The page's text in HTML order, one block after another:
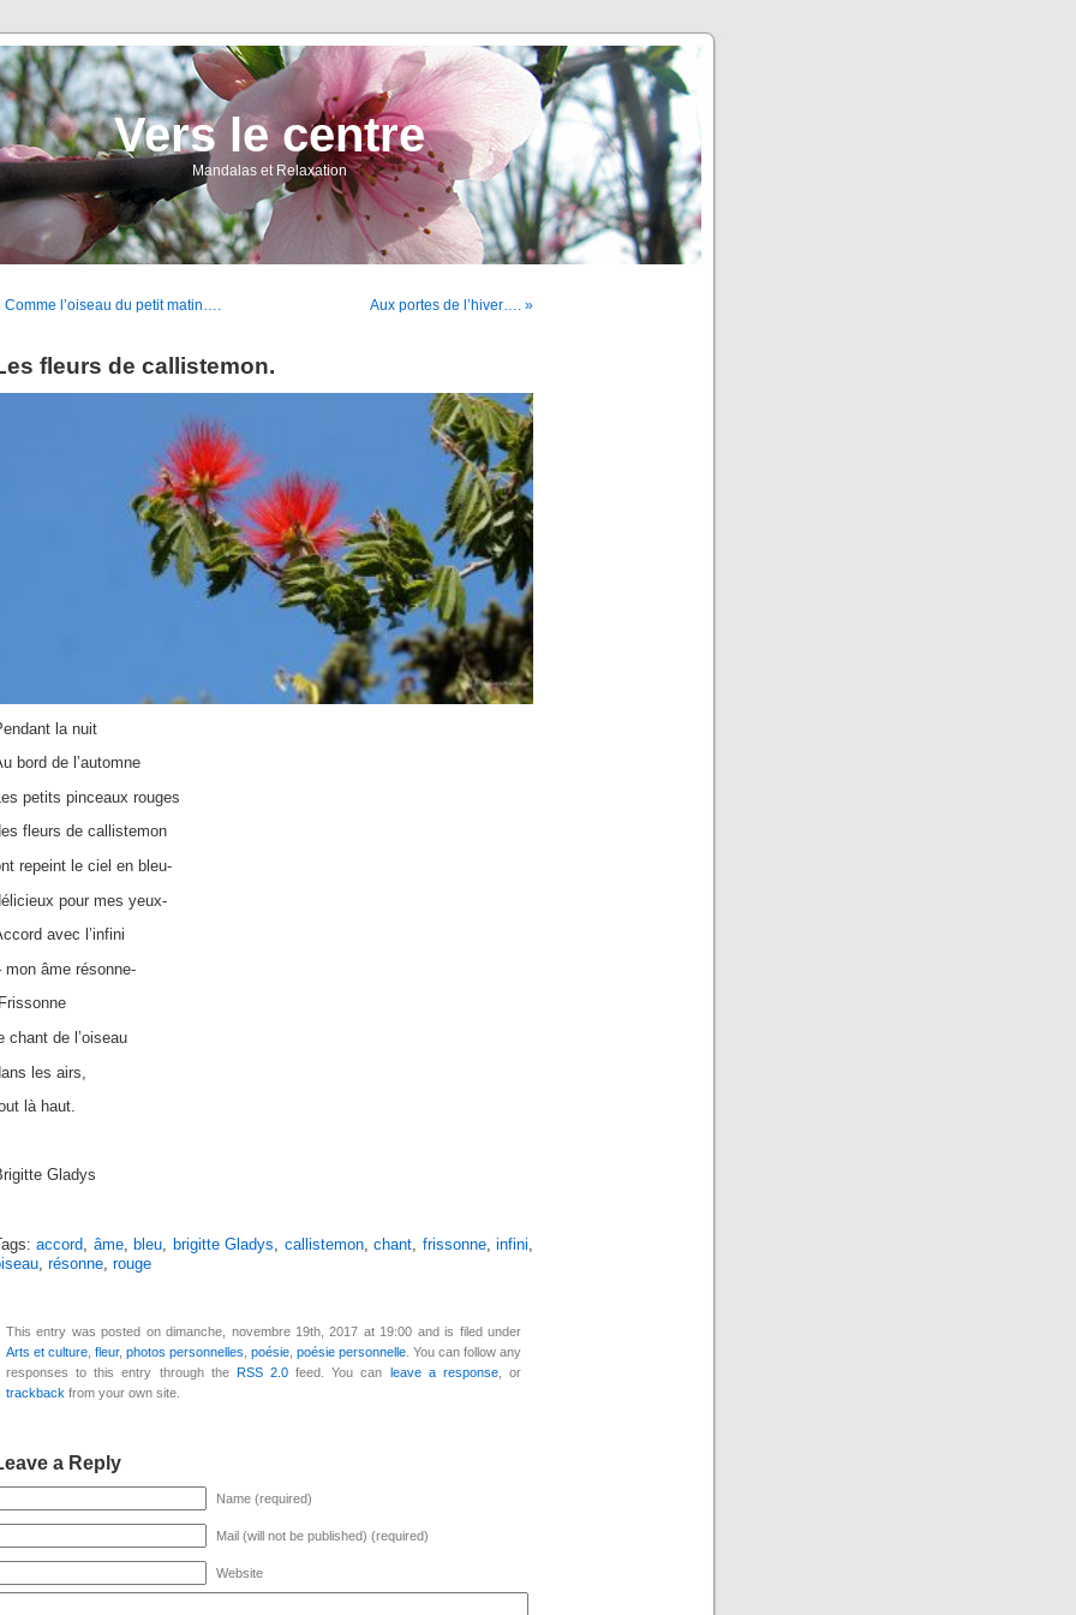
Vers le centre
Mandalas et Relaxation
Comme l’oiseau du petit matin…. Aux portes de l’hiver…. »
fleurs de callistemon.
la nuit
bord de l’automne
petits pinceaux rouges
fleurs de callistemon
repeint le ciel en bleu-
pour mes yeux-
avec l’infini
mon âme résonne-
chant de l’oiseau
les airs,
là haut.
Gladys
accord âme, bleu brigitte Gladys callistemon,chant frissonne,infini
résonne rouge
This entry was posted on dimanche, novembre 19th, 2017 at 19:00 and is filed under
Arts et culture fleur, photos personnelles poésie poésie personnelle . You can follow any
responses to this entry through the RSS 2.0 feed. You can leave a response, or
trackback from your own site.
a Reply
Name (required)
Mail (will not be published) (required)
Website